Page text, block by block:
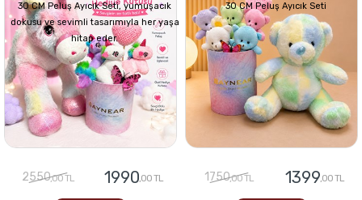
30 CM Peluş Ayıcık Seti, yumuşacık
dokusu ve sevimli tasarımıyla her yaşa
hitap eder.
2550,00 TL 1990,00 TL
30 CM Peluş Ayıcık Seti
1750,00 TL 1399,00 TL